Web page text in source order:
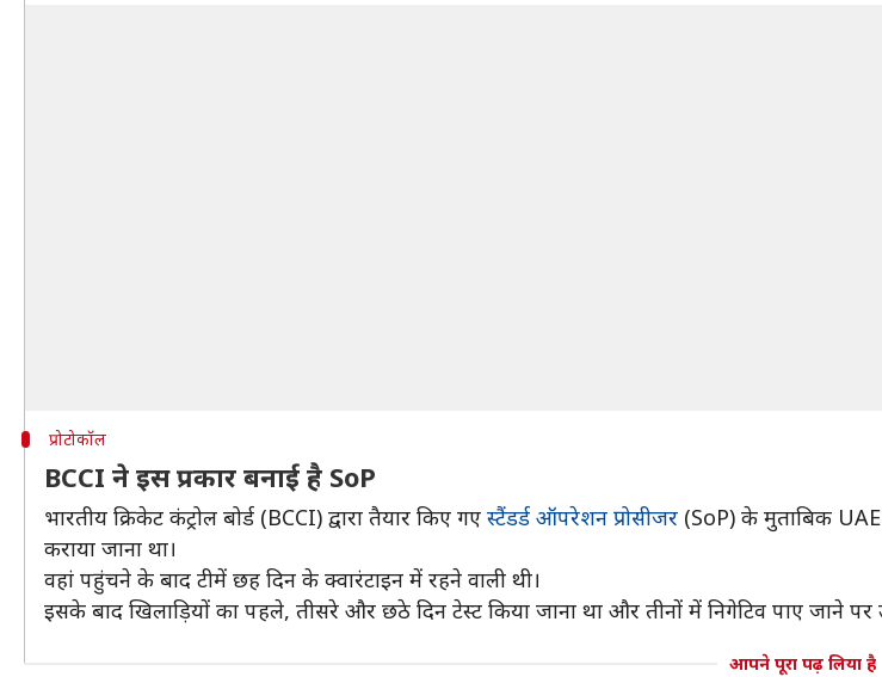
प्रोटोकॉल
BCCI ने इस प्रकार बनाई है SoP
भारतीय क्रिकेट कंट्रोल बोर्ड (BCCI) द्वारा तैयार किए गए स्टैंडर्ड ऑपरेशन प्रोसीजर (SoP) के मुताबिक
कराया जाना था।
वहां पहुंचने के बाद टीमें छह दिन के क्वारंटाइन में रहने वाली थी।
इसके बाद खिलाड़ियों का पहले, तीसरे और छठे दिन टेस्ट किया जाना था और तीनों में निगेटिव पाए जाने
आपने पूरा पढ़ लिया है